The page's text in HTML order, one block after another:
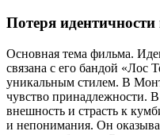
Потеря
Основная тема фильма.
связана с его бандой «Лос
уникальным стилем. В
чувство принадлежности.
внешность и страсть к
и непонимания. Он